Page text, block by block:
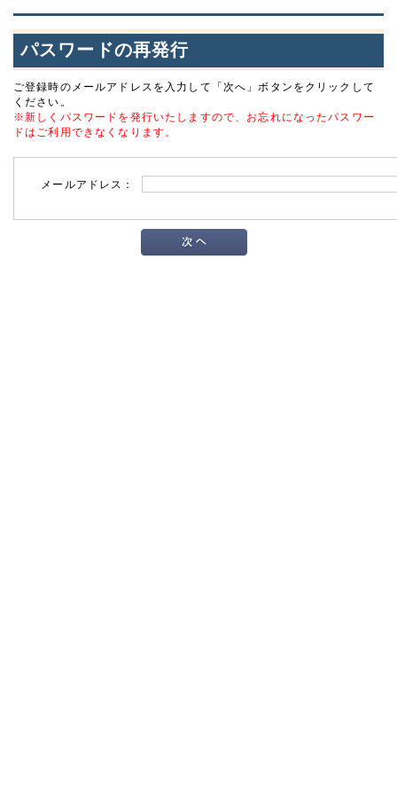
パスワードの再発行
ご登録時のメールアドレスを入力して「次へ」ボタンをクリックして
ください。
※新しくパスワードを発行いたしますので、お忘れになったパスワー
ドはご利用できなくなります。
メールアドレス：